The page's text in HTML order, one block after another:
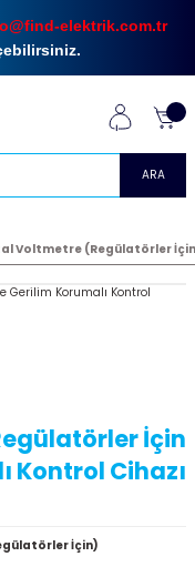
elektrik.com.tr
ARA
Voltmetre (Regülatörler
İçin
Kontrol Cihazı
İçin)